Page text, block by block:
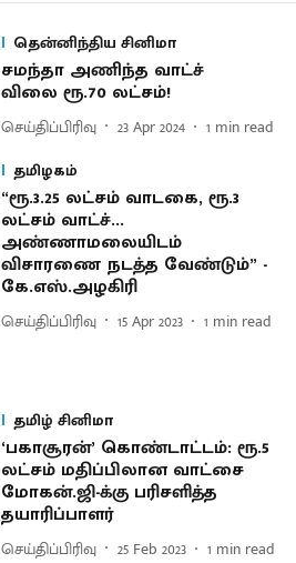
தென்னிந்திய சினிமா
சமந்தா அணிந்த வாட்ச்
விலை ரூ.70 லட்சம்!
செய்திப்பிரிவு 23 Apr 2024 1 min read
தமிழகம்
“ரூ.3.25 லட்சம் வாடகை, ரூ.3
லட்சம் வாட்ச்...
அண்ணாமலையிடம்
விசாரணை நடத்த வேண்டும்” -
கே.எஸ்.அழகிரி
செய்திப்பிரிவு 15 Apr 2023 1 min read
தமிழ் சினிமா
‘பகாசூரன்’ கொண்டாட்டம்: ரூ.5
லட்சம் மதிப்பிலான வாட்சை
மோகன்.ஜி-க்கு பரிசளித்த
தயாரிப்பாளர்
செய்திப்பிரிவு 25 Feb 2023 1 min read